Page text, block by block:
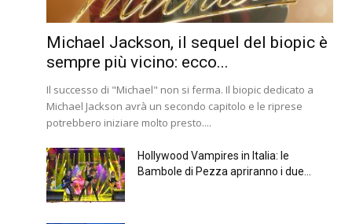
Michael Jackson, il sequel del biopic è
sempre più vicino: ecco...
Il successo di "Michael" non si ferma. Il biopic dedicato a
Michael Jackson avrà un secondo capitolo e le riprese
potrebbero iniziare molto presto....
Hollywood Vampires in Italia: le
Bambole di Pezza apriranno i due...